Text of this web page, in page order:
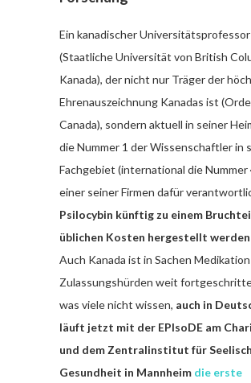
Ein kanadischer
(Staatliche Universität von British
Kanada), der nicht nur Träger der
Ehrenauszeichnung Kanadas ist
Canada), sondern aktuell in seiner
die Nummer 1 der Wissenschaftler in
Fachgebiet (international die Nummer
einer seiner Firmen dafür
Psilocybin künftig zu einem
üblichen Kosten hergestellt werden
Auch Kanada ist in Sachen
Zulassungshürden weit
was viele nicht wissen, auch in
läuft jetzt mit der EPIsoDE am
und dem Zentralinstitut für
Gesundheit in Mannheim die erste